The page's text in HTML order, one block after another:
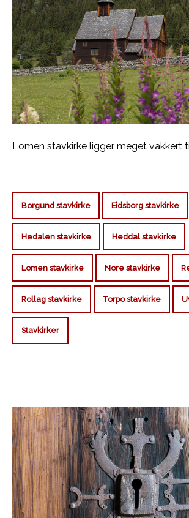
Lomen stavkirke ligger meget vakkert
Borgund stavkirke Eidsborg stavkirke
Hedalen stavkirke Heddal stavkirke
Lomen stavkirke Nore stavkirke
Rollag stavkirke Torpo stavkirke
Stavkirker